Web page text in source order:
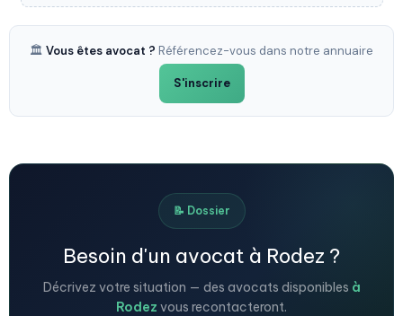
🏛️ Vous êtes avocat ? Référencez-vous dans notre annuaire
S'inscrire
📝 Dossier
Besoin d'un avocat à Rodez ?
Décrivez votre situation — des avocats disponibles à
Rodez vous recontacteront.